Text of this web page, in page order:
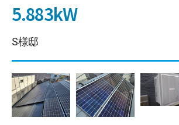
5.883kW
S様邸